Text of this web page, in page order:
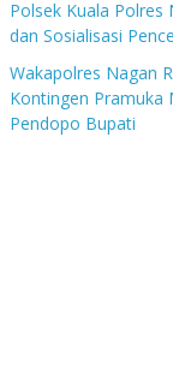
Polsek Kuala Polres
dan Sosialisasi
Wakapolres Nagan
Kontingen Pramuka
Pendopo Bupati